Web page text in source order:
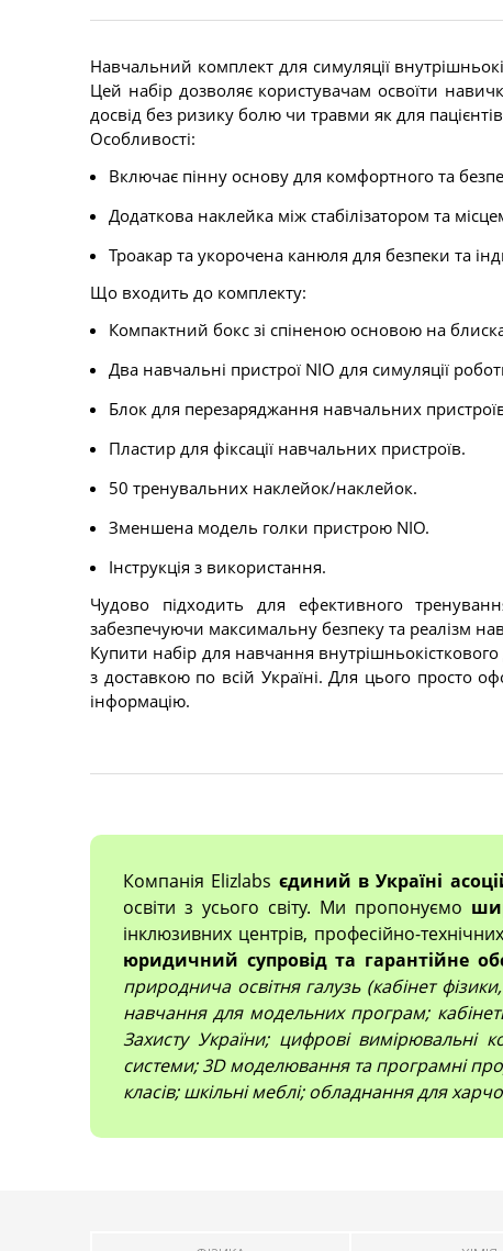
Навчальний комплект для симуляції
Цей набір дозволяє користувачам освоїти
досвід без ризику болю чи травми як для
Особливості:
Включає пінну основу для комфортного та
Додаткова наклейка між стабілізатором та
Троакар та укорочена канюля для безпеки та
Що входить до комплекту:
Компактний бокс зі спіненою основою на
Два навчальні пристрої NIO для симуляції
Блок для перезаряджання навчальних
Пластир для фіксації навчальних пристроїв.
50 тренувальних наклейок/наклейок.
Зменшена модель голки пристрою NIO.
Інструкція з використання.
Чудово підходить для ефективного
забезпечуючи максимальну безпеку та реалізм
Купити набір для навчання
з доставкою по всій Україні. Для цього просто
інформацію.
Компанія Elizlabs єдиний в Україні
освіти з усього світу. Ми пропонуємо
інклюзивних центрів, професійно-
юридичний супровід та гарантійне
природнича освітня галузь (кабінет
навчання для модельних програм;
Захисту України; цифрові вимірювальні
системи; 3D моделювання та програмні
класів; шкільні меблі; обладнання для